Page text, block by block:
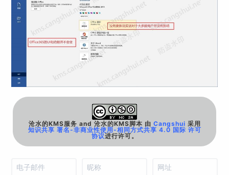
沧水的KMS服务 and 沧水的KMS脚本 由 Cangshui 采用
知识共享 署名-非商业性使用-相同方式共享 4.0 国际 许可
协议进行许可。